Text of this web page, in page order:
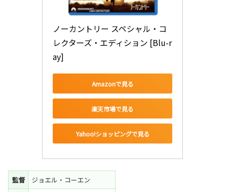
ノーカントリー スペシャル・コ
レクターズ・エディション [Blu-r
ay]
Amazonで見る
楽天市場で見る
Yahoo!ショッピングで見る
監督
ジョエル・コーエン